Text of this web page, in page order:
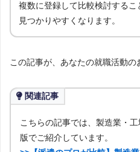
複数に登録して比較検討する
見つかりやすくなります。
この記事が、あなたの就職活動の
関連記事
こちらの記事では、製造業・
版でご紹介しています。